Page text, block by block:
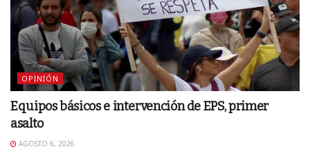
OPINIÓN
Equipos básicos e intervención de EPS, primer
asalto
AGOSTO 6, 2026